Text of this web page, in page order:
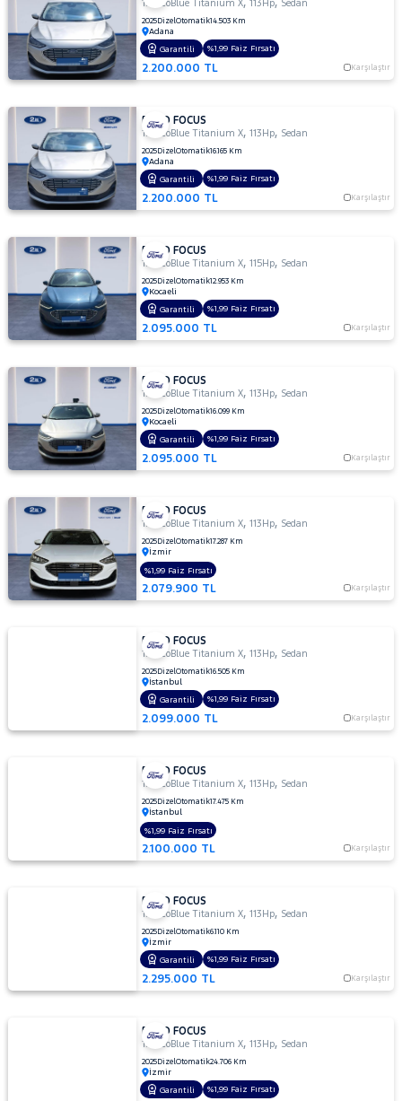
TREND X
OTOMATIK
1.5 TDCI
TITANIUM
TITANIUM
POWERSHIFT
1.5 TDCI
Titanium
Stil
1.5
TREND
1.5 TDCi
Titanium
1.5 TDCi
Titanium
PWS
MCA 120
1.5 TDCi
Titanium
X
1.5 TI-VCT
TITANIUM
OTOMATIK
1.5 TI-
VCT
TREND
X
1.5
Ti-VCT
1.6 TDCI
TREND
1.5 EcoBlue Titanium X 113Hp Sedan
2025DizelOtomatik14.503 Km
Adana
2.200.000 TL Karşılaştır
Garantili %1,99 Faiz Fırsatı
FORD FOCUS
1.5 EcoBlue Titanium X,113Hp, Sedan
2025DizelOtomatik16.165 Km
Adana
2.200.000 TL Karşılaştır
Garantili %1,99 Faiz Fırsatı
FORD FOCUS
1.5 EcoBlue Titanium X,115Hp, Sedan
2025DizelOtomatik12.953 Km
Kocaeli
2.095.000 TL Karşılaştır
Garantili %1,99 Faiz Fırsatı
FORD FOCUS
1.5 EcoBlue Titanium X,113Hp, Sedan
2025DizelOtomatik16.099 Km
Kocaeli
2.095.000 TL Karşılaştır
Garantili %1,99 Faiz Fırsatı
FORD FOCUS
1.5 EcoBlue Titanium X,113Hp, Sedan
2025DizelOtomatik17.287 Km
İzmir
2.079.900 TL Karşılaştır
%1,99 Faiz Fırsatı
FORD FOCUS
1.5 EcoBlue Titanium X,113Hp, Sedan
2025DizelOtomatik16.505 Km
İstanbul
2.099.000 TL Karşılaştır
Garantili %1,99 Faiz Fırsatı
FORD FOCUS
1.5 EcoBlue Titanium X,113Hp, Sedan
2025DizelOtomatik17.475 Km
İstanbul
2.100.000 TL Karşılaştır
%1,99 Faiz Fırsatı
FORD FOCUS
1.5 EcoBlue Titanium X,113Hp, Sedan
2025DizelOtomatik6.110 Km
İzmir
2.295.000 TL Karşılaştır
Garantili %1,99 Faiz Fırsatı
FORD FOCUS
1.5 EcoBlue Titanium X,113Hp, Sedan
2025DizelOtomatik24.706 Km
İzmir
Garantili %1,99 Faiz Fırsatı